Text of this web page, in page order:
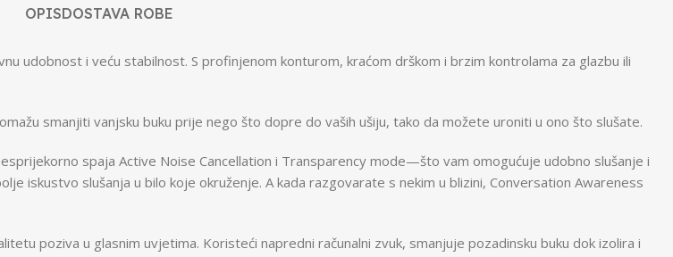
OPISDOSTAVA ROBE
udobnost i veću stabilnost. S profinjenom konturom, kraćom drškom i brzim kontrolama za glazbu ili
smanjiti vanjsku buku prije nego što dopre do vaših ušiju, tako da možete uroniti u ono što slušate.
spaja Active Noise Cancellation i Transparency mode—što vam omogućuje udobno slušanje i
iskustvo slušanja u bilo koje okruženje. A kada razgovarate s nekim u blizini, Conversation Awareness
poziva u glasnim uvjetima. Koristeći napredni računalni zvuk, smanjuje pozadinsku buku dok izolira i